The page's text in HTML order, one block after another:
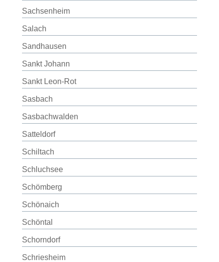
Sachsenheim
Salach
Sandhausen
Sankt Johann
Sankt Leon-Rot
Sasbach
Sasbachwalden
Satteldorf
Schiltach
Schluchsee
Schömberg
Schönaich
Schöntal
Schorndorf
Schriesheim